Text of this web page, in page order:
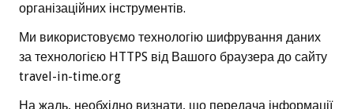
організаційних інструментів.
Ми використовуємо технологію шифрування даних
за технологією HTTPS від Вашого браузера до сайту
travel-in-time.org
На жаль, необхідно визнати, що передача інформації